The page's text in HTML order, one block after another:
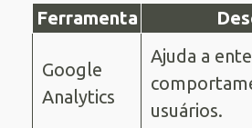
Ferramenta
Google
Analytics
Ajuda a
usuários.